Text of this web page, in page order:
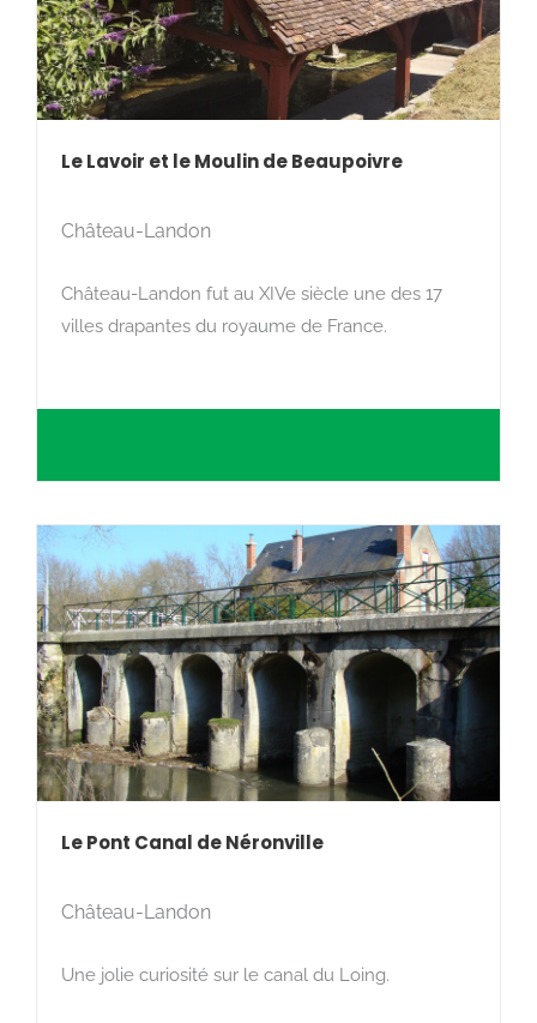
Le Lavoir et le Moulin de Beaupoivre
Château-Landon
Château-Landon fut au XIVe siècle une des 17
villes drapantes du royaume de France.
Le Pont Canal de Néronville
Château-Landon
Une jolie curiosité sur le canal du Loing.